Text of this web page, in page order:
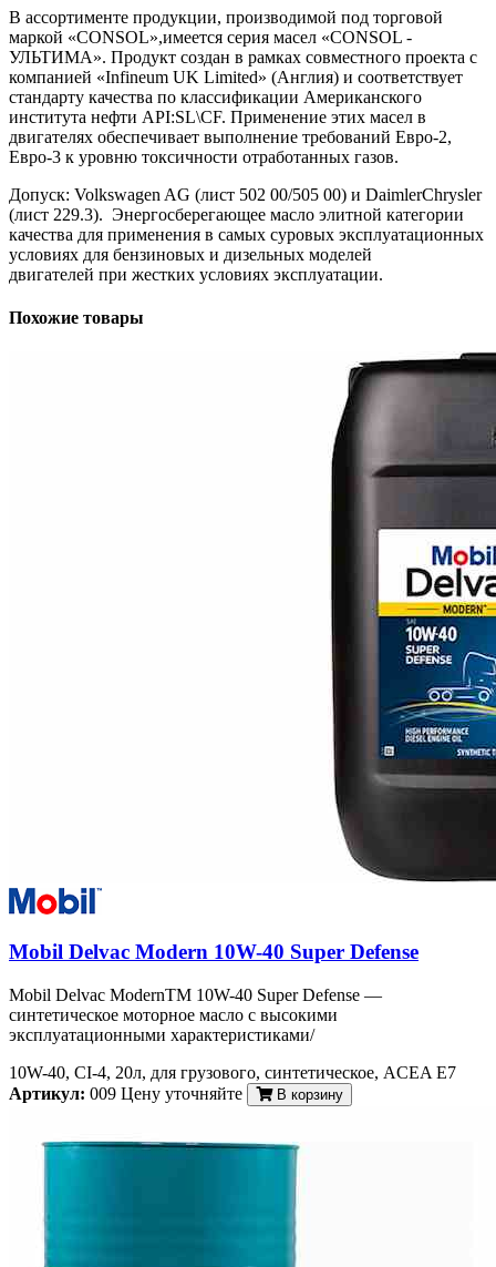
В ассортименте продукции, производимой под торговой
маркой «CONSOL»,имеется серия масел «CONSOL -
УЛЬТИМА». Продукт создан в рамках совместного проекта с
компанией «Infineum UK Limited» (Англия) и соответствует
стандарту качества по классификации Американского
института нефти API:SL\CF. Применение этих масел в
двигателях обеспечивает выполнение требований Евро-2,
Евро-3 к уровню токсичности отработанных газов.
Допуск: Volkswagen AG (лист 502 00/505 00) и DaimlerChrysler
(лист 229.3). Энергосберегающее масло элитной категории
качества для применения в самых суровых эксплуатационных
условиях для бензиновых и дизельных моделей
двигателей при жестких условиях эксплуатации.
Похожие товары
Mobil Delvac Modern 10W-40 Super Defense
Mobil Delvac ModernTM 10W-40 Super Defense —
синтетическое моторное масло с высокими
эксплуатационными характеристиками/
10W-40, CI-4, 20л, для грузового, синтетическое, ACEA E7
Артикул: 009 Цену уточняйте В корзину